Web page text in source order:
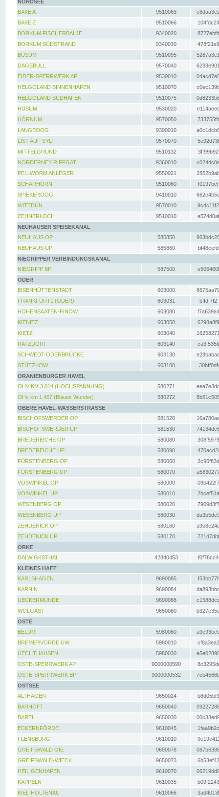
NORDSEE
BAKE A
9510063
BAKE Z
9510066
BORKUM FISCHERBALJE
9340020
BORKUM SÜDSTRAND
9340030
BÜSUM
9510095
DAGEBÜLL
9570040
EIDER-SPERRWERK AP
9530010
HELGOLAND BINNENHAFEN
9510070
HELGOLAND SÜDHAFEN
9510075
HUSUM
9530020
HÖRNUM
9570050
LANGEOOG
9390010
LIST AUF SYLT
9570070
MITTELGRUND
9510132
NORDERNEY RIFFGAT
9360010
PELLWORM ANLEGER
9550021
SCHARHÖRN
9510060
SPIEKEROOG
9410010
WITTDÜN
9570010
ZEHNERLOCH
9510010
NEUHAUSER SPEISEKANAL
NEUHAUS OP
585850
NEUHAUS UP
585860
NIEGRIPPER VERBINDUNGSKANAL
NIEGRIPP BP
587500
ODER
EISENHÜTTENSTADT
603000
FRANKFURT1 (ODER)
603031
HOHENSAATEN-FINOW
603080
KIENITZ
603050
KIETZ
603040
RATZDORF
603140
SCHWEDT-ODERBRÜCKE
603130
STÜTZKOW
603100
ORANIENBURGER HAVEL
OHV KM 3.014 (HOCHSPANNUNG)
580271
OHv km 1.467 (Blaues Wunder)
580272
OBERE HAVEL-WASSERSTRASSE
BISCHOFSWERDER OP
581520
BISCHOFSWERDER UP
581530
BREDEREICHE OP
580080
BREDEREICHE UP
580090
FÜRSTENBERG OP
580060
FÜRSTENBERG UP
580070
VOßWINKEL OP
580000
VOßWINKEL UP
580010
WESENBERG OP
580020
WESENBERG UP
580030
ZEHDENICK OP
580160
ZEHDENICK UP
580170
ORKE
DALWIGKSTHAL
42840453
KLEINES HAFF
KARLSHAGEN
9690085
KARNIN
9690084
UECKERMÜNDE
9690088
WOLGAST
9650080
OSTE
BELUM
5980060
BREMERVÖRDE UW
5980010
HECHTHAUSEN
5980030
OSTE-SPERRWERK AP
9000000590
OSTE-SPERRWERK BP
9000000532
OSTSEE
ALTHAGEN
9650024
BARHÖFT
9650040
BARTH
9650030
ECKERNFÖRDE
9610045
FLENSBURG
9610010
GREIFSWALD OIE
9690078
GREIFSWALD-WIECK
9650073
HEILIGENHAFEN
9610070
KAPPELN
9610035
KIEL-HOLTENAU
9610066